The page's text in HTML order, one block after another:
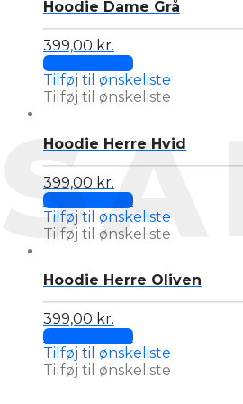
page
The
options
be
chosen
on
page
Hoodie Dame Grå
399,00 kr.
Select optionsThis
product
has
The
options
be
chosen
on
page
Tilføj til ønskeliste
Tilføj til ønskeliste
Hoodie Herre Hvid
399,00 kr.
Select optionsThis
product
has
The
options
be
chosen
on
Tilføj til ønskeliste
Tilføj til ønskeliste
Hoodie Herre Oliven
399,00 kr.
Select optionsThis
product
has
Tilføj til ønskeliste
Tilføj til ønskeliste